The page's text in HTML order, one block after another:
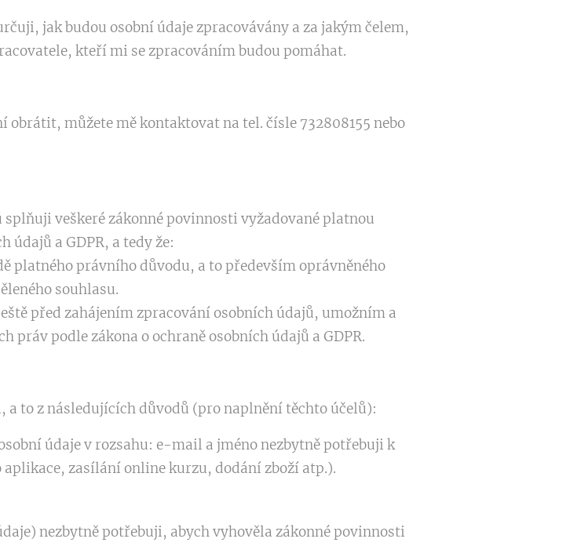
jak budou osobní údaje zpracovávány a za jakým čelem,
kteří mi se zpracováním budou pomáhat.
obrátit, můžete mě kontaktovat na tel. čísle 732808155 nebo
veškeré zákonné povinnosti vyžadované platnou
údajů a GDPR, a tedy že:
platného právního důvodu, a to především oprávněného
souhlasu.
před zahájením zpracování osobních údajů, umožním a
podle zákona o ochraně osobních údajů a GDPR.
to z následujících důvodů (pro naplnění těchto účelů):
údaje v rozsahu: e-mail a jméno nezbytně potřebuji k
zasílání online kurzu, dodání zboží atp.).
nezbytně potřebuji, abych vyhověla zákonné povinnosti